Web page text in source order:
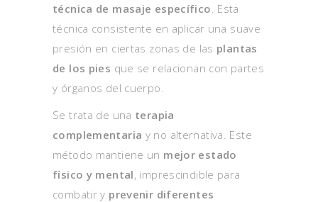
técnica de masaje específico . Esta
técnica consistente en aplicar una suave
presión en ciertas zonas de las plantas
de los pies que se relacionan con partes
y órganos del cuerpo.
Se trata de una terapia
complementaria y no alternativa. Este
método mantiene un mejor estado
físico y mental, imprescindible para
combatir y prevenir diferentes